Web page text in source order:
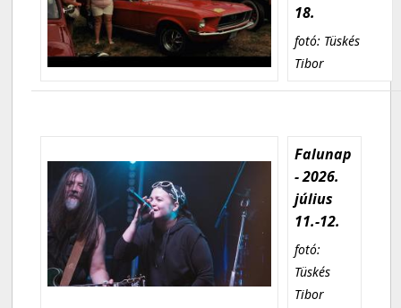
18.
fotó: Tüskés
Tibor
Falunap
- 2026.
július
11.-12.
fotó:
Tüskés
Tibor